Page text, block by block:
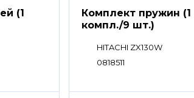
(1
Комплект пружин (1
компл./9 шт.)
HITACHI ZX130W
0818511